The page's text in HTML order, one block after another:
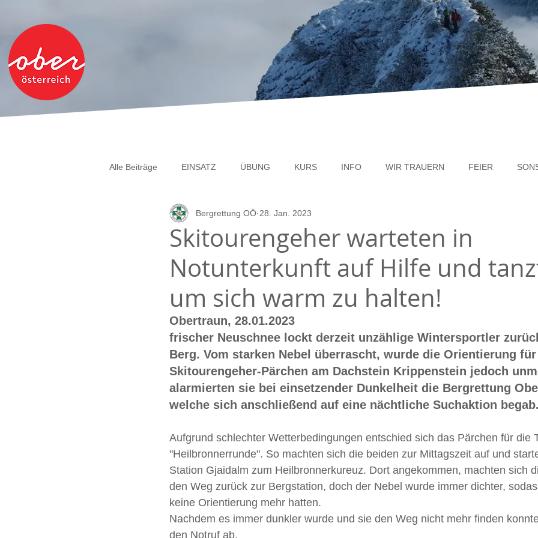
Alle Beiträge EINSATZ ÜBUNG KURS INFO WIR TRAUERN FEIER
Skitourengeher warteten in
Notunterkunft auf Hilfe und
um sich warm zu halten!
Bergrettung OÖ 28. Jan. 2023
Obertraun, 28.01.2023
frischer Neuschnee lockt derzeit unzählige Wintersportler
Berg. Vom starken Nebel überrascht, wurde die Orientierung
Skitourengeher-Pärchen am Dachstein Krippenstein jedoch
alarmierten sie bei einsetzender Dunkelheit die Bergrettung
welche sich anschließend auf eine nächtliche Suchaktion begab.
Aufgrund schlechter Wetterbedingungen entschied sich das Pärchen für die
"Heilbronnerrunde". So machten sich die beiden zur Mittagszeit auf und
Station Gjaidalm zum Heilbronnerkureuz. Dort angekommen, machten sich
den Weg zurück zur Bergstation, doch der Nebel wurde immer dichter,
keine Orientierung mehr hatten.
Nachdem es immer dunkler wurde und sie den Weg nicht mehr finden
den Notruf ab.